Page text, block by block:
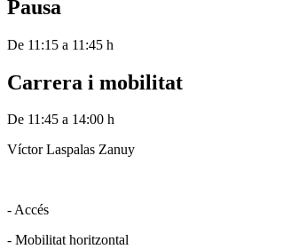
Pausa
De 11:15 a 11:45 h
Carrera i mobilitat
De 11:45 a 14:00 h
Víctor Laspalas Zanuy
- Accés
- Mobilitat horitzontal